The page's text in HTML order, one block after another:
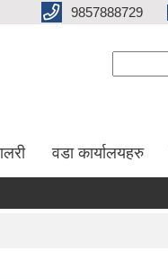
9857888729
वडा कार्यालयहरु